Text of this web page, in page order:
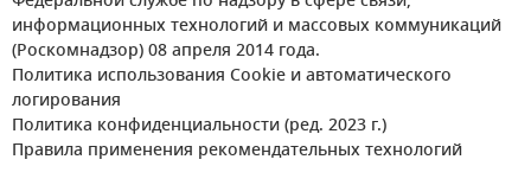
информационных технологий и массовых коммуникаций
(Роскомнадзор) 08 апреля 2014 года.
Политика использования Cookie и автоматического
логирования
Политика конфиденциальности (ред. 2023 г.)
Правила применения рекомендательных технологий